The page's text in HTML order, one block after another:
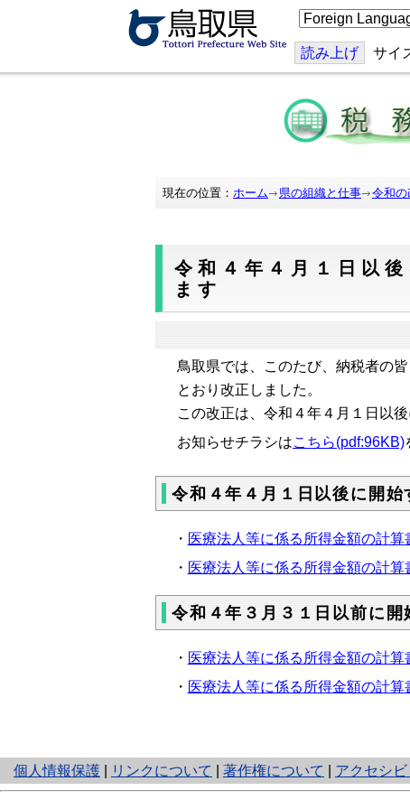
こ
の
ジ
を
訳
す
る
読み上げ サイ
現在の位置： ホーム 県の組織と仕事 令和の
令和４年４月１日以
ます
鳥取県では、このたび、納税者の
とおり改正しました。
この改正は、令和４年４月１日以
お知らせチラシはこちら(pdf:96KB)
令和４年４月１日以後に開
・ 医療法人等に係る所得金額の計
・ 医療法人等に係る所得金額の計
令和４年３月３１日以前に
・ 医療法人等に係る所得金額の計
・ 医療法人等に係る所得金額の計
個人情報保護
と
り
リンクについて 著作権について アクセシビ